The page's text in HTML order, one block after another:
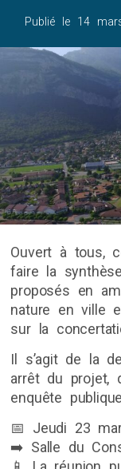
Publié le 14
Ouvert à tous,
faire la
proposés en
nature en ville
sur la
Il s’agit de la
arrêt du projet,
enquête
📅 Jeudi 23
➡️ Salle du